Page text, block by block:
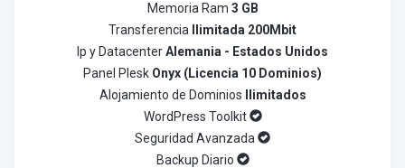
Memoria Ram 3 GB
Transferencia
Ilimitada 200Mbit
Ip y DatacenterAlemania - Estados Unidos
Panel Plesk Onyx (Licencia 10 Dominios)
Alojamiento de Dominios Ilimitados
WordPress Toolkit
Seguridad Avanzada
Backup Diario